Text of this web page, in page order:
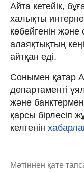
Айта кетейік,
халықты
көбейгенін
алаяқтықтың
айтқан еді.
Сонымен қатар
департаменті
және
қарсы бірлесіп
келгенін
Мәтіннен қате